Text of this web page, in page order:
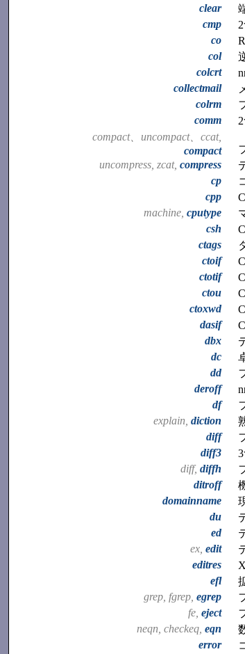
clear
cmp
co
col
colcrt
collectmail
colrm
comm
compact、uncompact、ccat,
compact
uncompress, zcat, compress
cp
cpp
machine, cputype
csh
ctags
ctoif
ctotif
ctou
ctoxwd
dasif
dbx
dc
dd
deroff
df
explain, diction
diff
diff3
diff, diffh
ditroff
domainname
du
ed
ex, edit
editres
efl
grep, fgrep, egrep
fe, eject
neqn, checkeq, eqn
error